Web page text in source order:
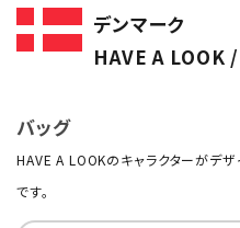
全商品から選ぶ
カテゴリーから選ぶ
ブランドから選ぶ
デンマーク
HAVE A LOOK /
バッグ
HAVE A LOOKのキャラクターがデ
です。